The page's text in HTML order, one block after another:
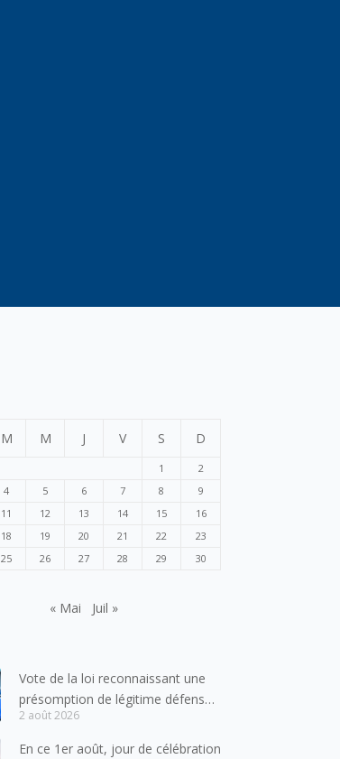
M M J V S D
1
2
4 5 6 7 8
9
11 12 13 14 15
16
18 19 20 21 22
23
25 26 27 28 29 30
« Mai Juil »
Vote de la loi reconnaissant une
présomption de légitime défense
pour les forces de l’ordre
2 août 2026
En ce 1er août, jour de célébration